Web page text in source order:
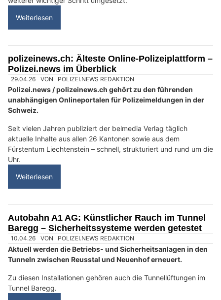
Weiterlesen
polizeinews.ch: Älteste Online-Polizeiplattform –
Polizei.news im Überblick
29.04.26 VON POLIZEI.NEWS REDAKTION
Polizei.news / polizeinews.ch gehört zu den führenden
unabhängigen Onlineportalen für Polizeimeldungen in der
Schweiz.
Seit vielen Jahren publiziert der belmedia Verlag täglich
aktuelle Inhalte aus allen 26 Kantonen sowie aus dem
Fürstentum Liechtenstein – schnell, strukturiert und rund um die
Uhr.
Weiterlesen
Autobahn A1 AG: Künstlicher Rauch im Tunnel
Baregg – Sicherheitssysteme werden getestet
10.04.26 VON POLIZEI.NEWS REDAKTION
Aktuell werden die Betriebs- und Sicherheitsanlagen in den
Tunneln zwischen Reusstal und Neuenhof erneuert.
Zu diesen Installationen gehören auch die Tunnellüftungen im
Tunnel Baregg.